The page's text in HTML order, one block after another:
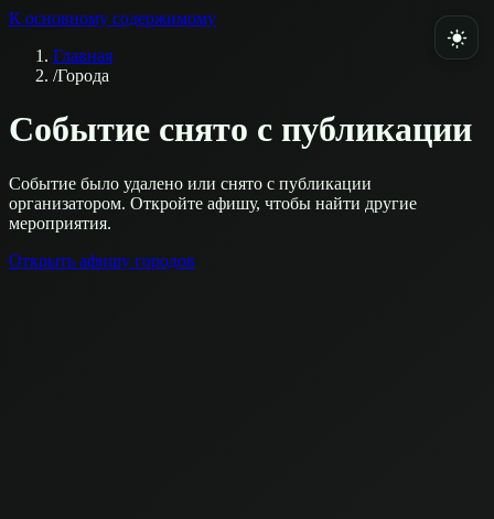
К основному содержимому
Главная
/Города
Событие снято с публикации
Событие было удалено или снято с публикации
организатором. Откройте афишу, чтобы найти другие
мероприятия.
Открыть афишу городов